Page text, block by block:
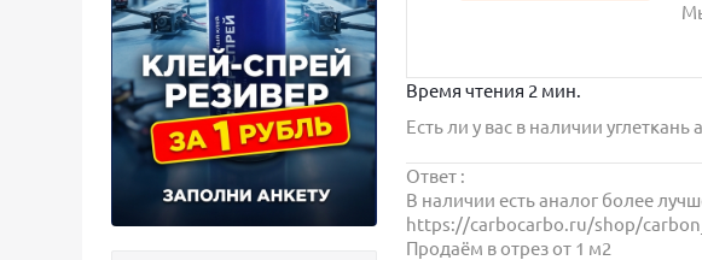
Время чтения 2 мин.
Есть ли у вас в наличии
Ответ :
В наличии есть аналог более
https://carbocarbo.ru/shop/
Продаём в отрез от 1 м2